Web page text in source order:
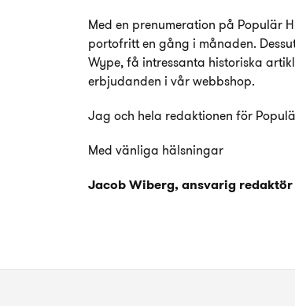
Med en prenumeration på Populär
portofritt en gång i månaden.
Wype, få intressanta historiska
erbjudanden i vår webbshop.
Jag och hela redaktionen för
Med vänliga hälsningar
Jacob Wiberg, ansvarig redaktör